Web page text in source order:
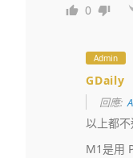
0
Admin
GDaily
回應:
以上都不
M1是用